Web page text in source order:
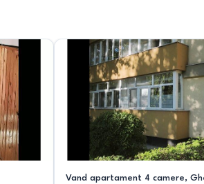
Vand apartament 4 camere,